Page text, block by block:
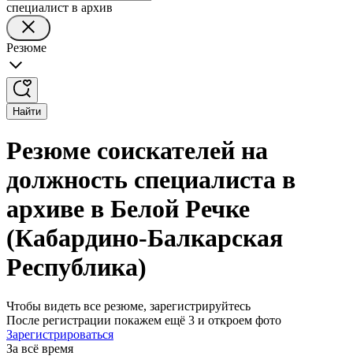
специалист в архив
Резюме
Найти
Резюме соискателей на
должность специалиста в
архиве в Белой Речке
(Кабардино-Балкарская
Республика)
Чтобы видеть все резюме, зарегистрируйтесь
После регистрации покажем ещё 3 и откроем фото
Зарегистрироваться
За всё время